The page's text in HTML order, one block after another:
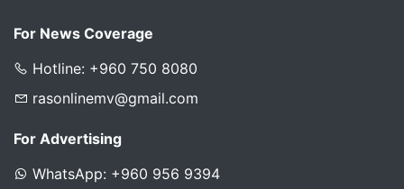
For News Coverage
Hotline: +960 750 8080
rasonlinemv@gmail.com
For Advertising
WhatsApp: +960 956 9394